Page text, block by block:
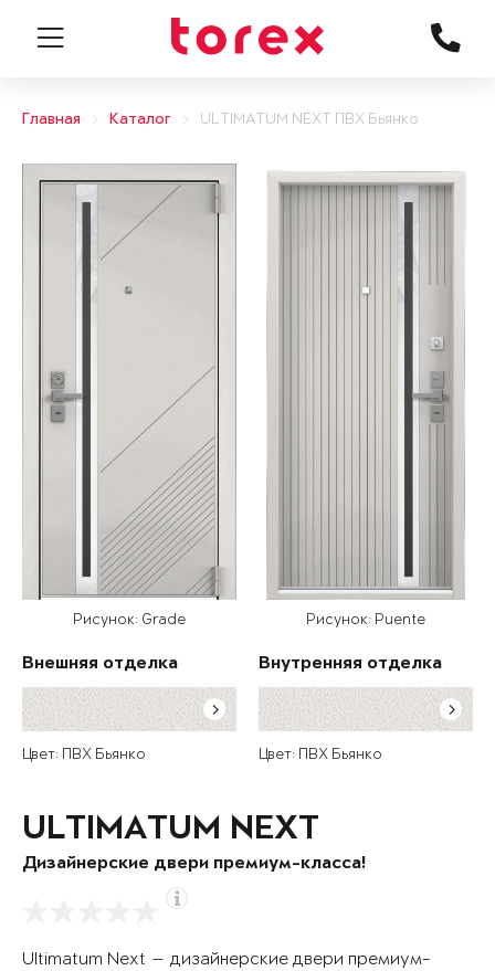
Главная Каталог ULTIMATUM NEXT ПВХ Бьянко
Рисунок: Grade
Внешняя отделка
Цвет: ПВХ Бьянко
Рисунок: Puente
Внутренняя отделка
Цвет: ПВХ Бьянко
ULTIMATUM NEXT
Дизайнерские двери премиум-класса!
Ultimatum Next — дизайнерские двери премиум-